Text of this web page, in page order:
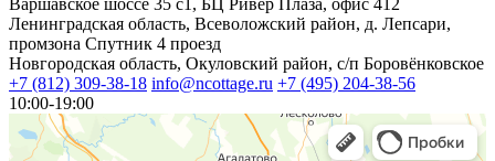
Варшавское шоссе 35 с1, БЦ Ривер Плаза, офис 412
Ленинградская область, Всеволожский район, д. Лепсари,
промзона Спутник 4 проезд
Новгородская область, Окуловский район, с/п Боровёнковское
+7 (812) 309-38-18 info@ncottage.ru +7 (495) 204-38-56
10:00-19:00